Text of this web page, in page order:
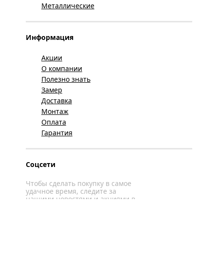
Металлические
Информация
Акции
О компании
Полезно знать
Замер
Доставка
Монтаж
Оплата
Гарантия
Соцсети
Чтобы сделать покупку в самое
удачное время, следите за
нашими новостями и акциями в